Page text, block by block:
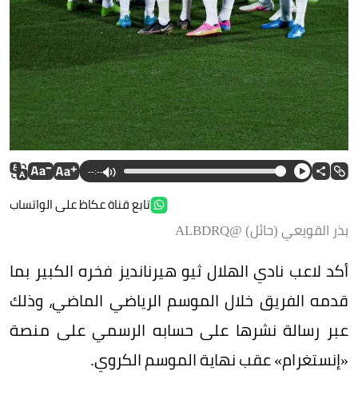
--:--
تابع قناة عكاظ على الواتساب
بذر القويعي (حائل) @ALBDRQ
أكد لاعب نادي الهلال ثيو هيرنانديز فخره الكبير بما
قدمه الفريق خلال الموسم الرياضي الماضي، وذلك
عبر رسالة نشرها على حسابه الرسمي على منصة
«إنستغرام» عقب نهاية الموسم الكروي.